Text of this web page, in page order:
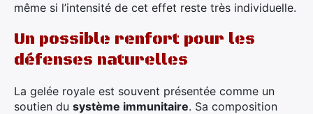
même si l’intensité de cet effet reste très individuelle.
Un possible renfort pour les
défenses naturelles
La gelée royale est souvent présentée comme un
soutien du système immunitaire. Sa composition